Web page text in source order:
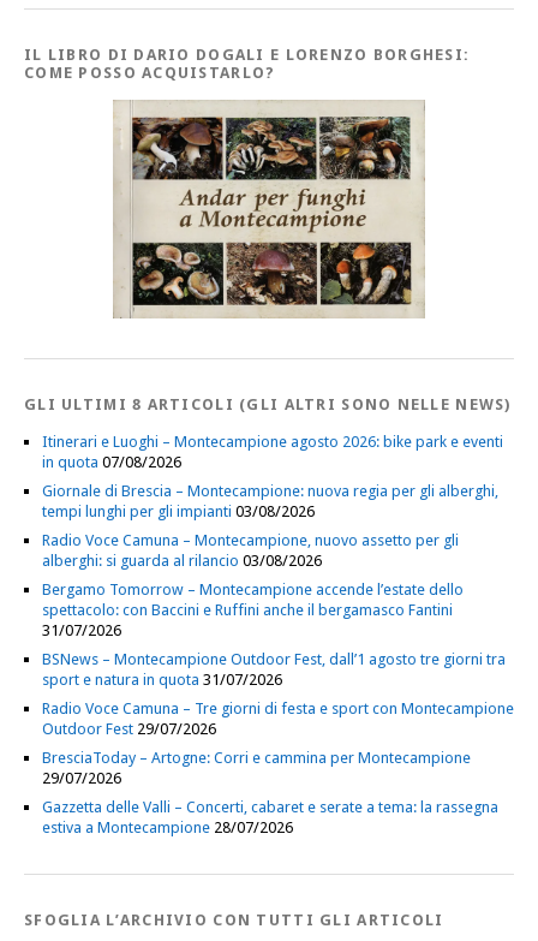
IL LIBRO DI DARIO DOGALI E LORENZO BORGHESI:
COME POSSO ACQUISTARLO?
GLI ULTIMI 8 ARTICOLI (GLI ALTRI SONO NELLE NEWS)
Itinerari e Luoghi – Montecampione agosto 2026: bike park e eventi
in quota 07/08/2026
Giornale di Brescia – Montecampione: nuova regia per gli alberghi,
tempi lunghi per gli impianti 03/08/2026
Radio Voce Camuna – Montecampione, nuovo assetto per gli
alberghi: si guarda al rilancio 03/08/2026
Bergamo Tomorrow – Montecampione accende l’estate dello
spettacolo: con Baccini e Ruffini anche il bergamasco Fantini
31/07/2026
BSNews – Montecampione Outdoor Fest, dall’1 agosto tre giorni tra
sport e natura in quota 31/07/2026
Radio Voce Camuna – Tre giorni di festa e sport con Montecampione
Outdoor Fest 29/07/2026
BresciaToday – Artogne: Corri e cammina per Montecampione
29/07/2026
Gazzetta delle Valli – Concerti, cabaret e serate a tema: la rassegna
estiva a Montecampione 28/07/2026
SFOGLIA L’ARCHIVIO CON TUTTI GLI ARTICOLI